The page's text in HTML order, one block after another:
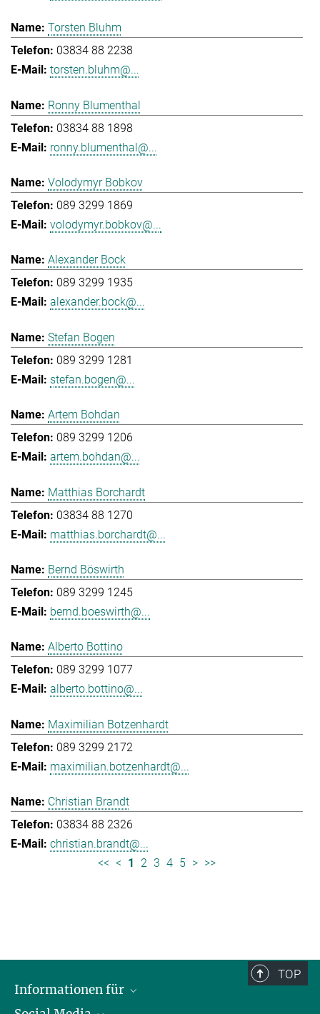
Torsten Bluhm
03834 88 2238
torsten.bluhm@...
Ronny Blumenthal
03834 88 1898
ronny.blumenthal@...
Volodymyr Bobkov
089 3299 1869
volodymyr.bobkov@...
Alexander Bock
089 3299 1935
alexander.bock@...
Stefan Bogen
089 3299 1281
stefan.bogen@...
Artem Bohdan
089 3299 1206
artem.bohdan@...
Matthias Borchardt
03834 88 1270
matthias.borchardt@...
Bernd Böswirth
089 3299 1245
bernd.boeswirth@...
Alberto Bottino
089 3299 1077
alberto.bottino@...
Maximilian Botzenhardt
089 3299 2172
maximilian.botzenhardt@...
Christian Brandt
03834 88 2326
christian.brandt@...
<< < 1 2 3 4 5 > >>
TOP
Informationen für